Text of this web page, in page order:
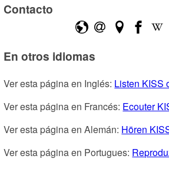
Contacto
En otros idiomas
Ver esta página en Inglés: Listen KISS
Ver esta página en Francés: Ecouter
Ver esta página en Alemán: Hören
Ver esta página en Portugues: